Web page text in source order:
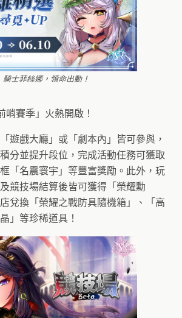
騎士菲絲娜，領命出動！
哨賽季」火熱開啟！
遊戲大廳」或「劇本內」皆可參與，
分並提升段位，完成活動任務可獲取
「名震寰宇」等豐富獎勵。此外，玩
競技場結算後皆可獲得「榮耀勳
兌換「榮耀之戰防具隨機箱」、「高
」等珍稀道具！